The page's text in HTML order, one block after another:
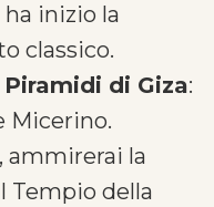
ha inizio la
classico.
Piramidi di Giza:
Micerino.
ammirerai la
Tempio della